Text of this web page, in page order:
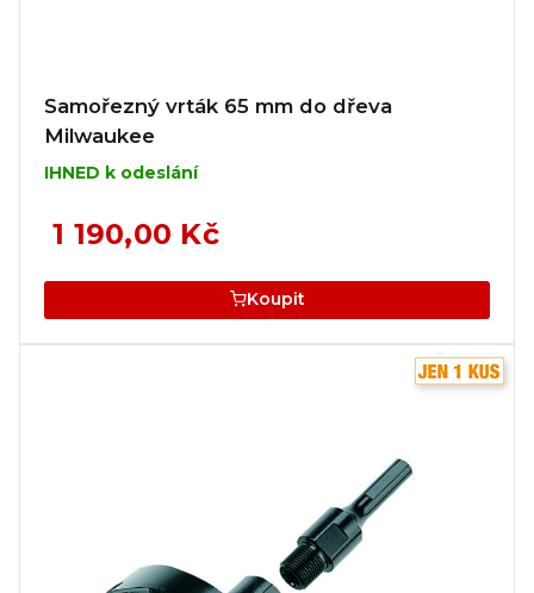
Samořezný vrták 65 mm do dřeva
Milwaukee
IHNED k odeslání
1 190,00 Kč
Koupit